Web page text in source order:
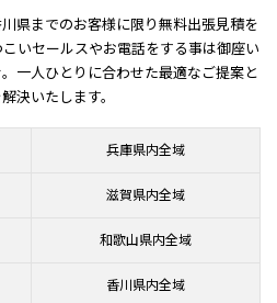
県までのお客様に限り無料出張見積を
いセールスやお電話をする事は御座い
一人ひとりに合わせた最適なご提案と
決いたします。
兵庫県内全域
滋賀県内全域
和歌山県内全域
香川県内全域